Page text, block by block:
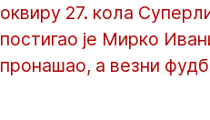
оквиру 27. кола
постигао је Мирко
пронашао, а везни